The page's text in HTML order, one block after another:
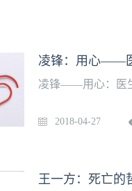
凌锋：用心——
凌锋——用心：医
2018-04-27
王一方：死亡的